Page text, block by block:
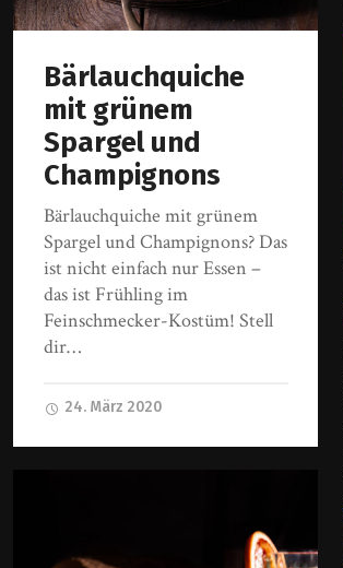
Bärlauchquiche
mit grünem
Spargel und
Champignons
Bärlauchquiche mit grünem
Spargel und Champignons? Das
ist nicht einfach nur Essen –
das ist Frühling im
Feinschmecker-Kostüm! Stell
dir…
24. März 2020